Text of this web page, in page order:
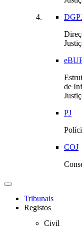
de
PJ
COJ
Toggle
navigationTribunais
Registos
Civil